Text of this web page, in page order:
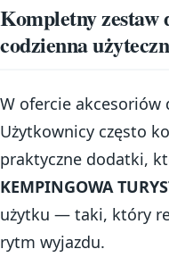
Kompletny zestaw
codzienna
W ofercie akcesoriów
Użytkownicy często
praktyczne dodatki,
KEMPINGOWA
użytku — taki, który
rytm wyjazdu.